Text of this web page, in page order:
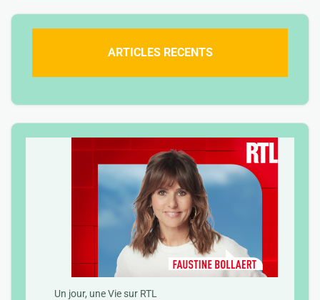
ARTICLES RECENTS
Un jour, une Vie sur RTL